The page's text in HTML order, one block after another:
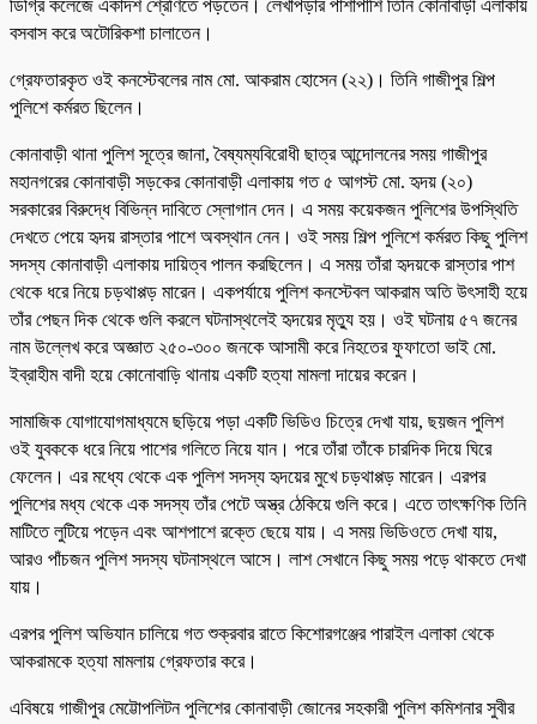
ডিগ্রি কলেজে একাদশ শ্রেণিতে পড়তেন। লেখাপড়ার পাশাপাশি তিনি কোনাবাড়ী এলাকায়
বসবাস করে অটোরিকশা চালাতেন।
গ্রেফতারকৃত ওই কনস্টেবলের নাম মো. আকরাম হোসেন (২২)। তিনি গাজীপুর শিল্প
পুলিশে কর্মরত ছিলেন।
কোনাবাড়ী থানা পুলিশ সূত্রে জানা, বৈষ্যম্যবিরোধী ছাত্র আন্দোলনের সময় গাজীপুর
মহানগরের কোনাবাড়ী সড়কের কোনাবাড়ী এলাকায় গত ৫ আগস্ট মো. হৃদয় (২০)
সরকারের বিরুদ্ধে বিভিন্ন দাবিতে স্লোগান দেন। এ সময় কয়েকজন পুলিশের উপস্থিতি
দেখতে পেয়ে হৃদয় রাস্তার পাশে অবস্থান নেন। ওই সময় শিল্প পুলিশে কর্মরত কিছু পুলিশ
সদস্য কোনাবাড়ী এলাকায় দায়িত্ব পালন করছিলেন। এ সময় তাঁরা হৃদয়কে রাস্তার পাশ
থেকে ধরে নিয়ে চড়থাপ্পড় মারেন। একপর্যায়ে পুলিশ কনস্টেবল আকরাম অতি উৎসাহী হয়ে
তাঁর পেছন দিক থেকে গুলি করলে ঘটনাস্থলেই হৃদয়ের মৃত্যু হয়। ওই ঘটনায় ৫৭ জনের
নাম উল্লেখ করে অজ্ঞাত ২৫০-৩০০ জনকে আসামী করে নিহতের ফুফাতো ভাই মো.
ইব্রাহীম বাদী হয়ে কোনোবাড়ি থানায় একটি হত্যা মামলা দায়ের করেন।
সামাজিক যোগাযোগমাধ্যমে ছড়িয়ে পড়া একটি ভিডিও চিত্রে দেখা যায়, ছয়জন পুলিশ
ওই যুবককে ধরে নিয়ে পাশের গলিতে নিয়ে যান। পরে তাঁরা তাঁকে চারদিক দিয়ে ঘিরে
ফেলেন। এর মধ্যে থেকে এক পুলিশ সদস্য হৃদয়ের মুখে চড়থাপ্পড় মারেন। এরপর
পুলিশের মধ্য থেকে এক সদস্য তাঁর পেটে অস্ত্র ঠেকিয়ে গুলি করে। এতে তাৎক্ষণিক তিনি
মাটিতে লুটিয়ে পড়েন এবং আশপাশে রক্তে ছেয়ে যায়। এ সময় ভিডিওতে দেখা যায়,
আরও পাঁচজন পুলিশ সদস্য ঘটনাস্থলে আসে। লাশ সেখানে কিছু সময় পড়ে থাকতে দেখা
যায়।
এরপর পুলিশ অভিযান চালিয়ে গত শুক্রবার রাতে কিশোরগঞ্জের পারাইল এলাকা থেকে
আকরামকে হত্যা মামলায় গ্রেফতার করে।
এবিষয়ে গাজীপুর মেট্টোপলিটন পুলিশের কোনাবাড়ী জোনের সহকারী পুলিশ কমিশনার সুবীর